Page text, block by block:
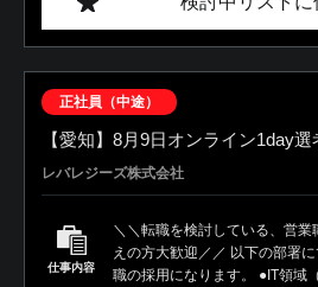
正社員（中途）
【愛知】8月9日オンライン1day選
レバレジーズ株式会社
仕事内容
＼＼転職を検討している、営
えの方大歓迎／／ 以下の部署
職の採用になります。 ●IT領域